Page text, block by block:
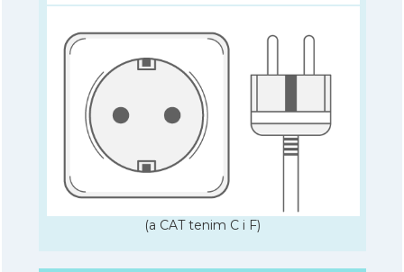
(a CAT tenim C i F)